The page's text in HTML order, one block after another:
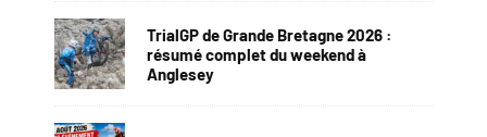
TrialGP de Grande Bretagne 2026 :
résumé complet du weekend à
Anglesey